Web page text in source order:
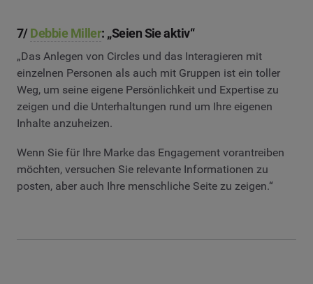
7/Debbie Miller: „Seien Sie aktiv“
„Das Anlegen von Circles und das Interagieren mit
einzelnen Personen als auch mit Gruppen ist ein toller
Weg, um seine eigene Persönlichkeit und Expertise zu
zeigen und die Unterhaltungen rund um Ihre eigenen
Inhalte anzuheizen.
Wenn Sie für Ihre Marke das Engagement vorantreiben
möchten, versuchen Sie relevante Informationen zu
posten, aber auch Ihre menschliche Seite zu zeigen.“